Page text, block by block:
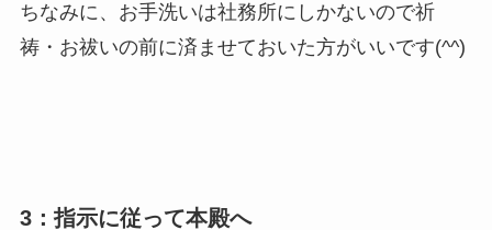
ちなみに、お手洗いは社務所にしかないので祈
祷・お祓いの前に済ませておいた方がいいです(^^)
3：指示に従って本殿へ